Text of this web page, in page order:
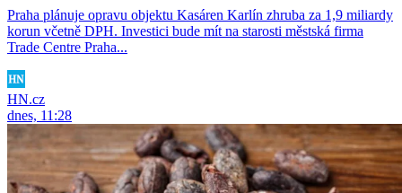
Praha plánuje opravu objektu Kasáren Karlín zhruba za 1,9 miliardy
korun včetně DPH. Investici bude mít na starosti městská firma
Trade Centre Praha...
HN.cz
dnes, 11:28